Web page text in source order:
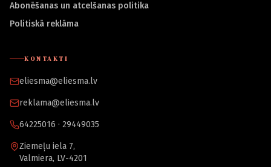
Abonēšanas un atcelšanas politika
Politiskā reklāma
KONTAKTI
eliesma@eliesma.lv
reklama@eliesma.lv
64225016 · 29449035
Ziemeļu iela 7,
Valmiera, LV-4201